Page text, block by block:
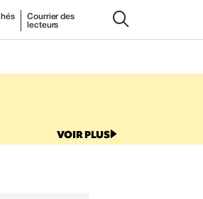
Courrier des
lecteurs
VOIR PLUS